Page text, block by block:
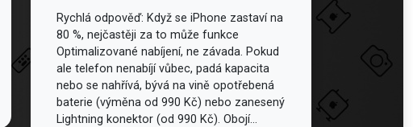
Rychlá odpověď: Když se iPhone zastaví na
80 %, nejčastěji za to může funkce
Optimalizované nabíjení, ne závada. Pokud
ale telefon nenabíjí vůbec, padá kapacita
nebo se nahřívá, bývá na vině opotřebená
baterie (výměna od 990 Kč) nebo zanesený
Lightning konektor (od 990 Kč). Obojí...